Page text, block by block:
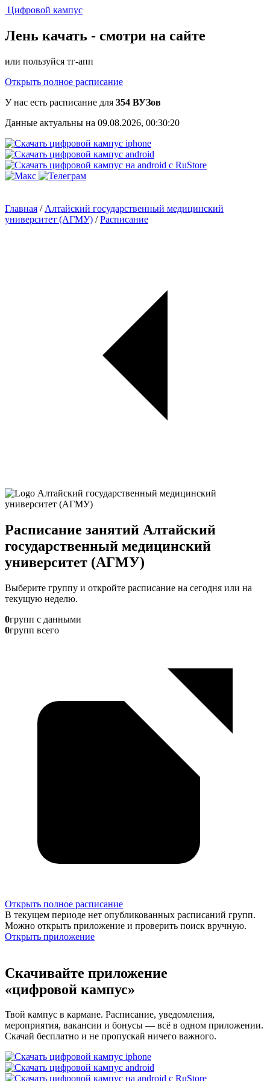
Цифровой кампус
Лень качать - смотри на сайте
или пользуйся тг-апп
Открыть полное расписание
У нас есть расписание для 354 ВУЗов
Данные актуальны на 09.08.2026, 00:30:20
Главная / Алтайский государственный медицинский
университет (АГМУ) /Расписание
Расписание занятий Алтайский
государственный медицинский
университет (АГМУ)
Выберите группу и откройте расписание на сегодня или на
текущую неделю.
0групп с данными
0групп всего
Открыть полное расписание
В текущем периоде нет опубликованных расписаний групп.
Можно открыть приложение и проверить поиск вручную.
Открыть приложение
Скачивайте приложение
«цифровой кампус»
Твой кампус в кармане. Расписание, уведомления,
мероприятия, вакансии и бонусы — всё в одном приложении.
Скачай бесплатно и не пропускай ничего важного.